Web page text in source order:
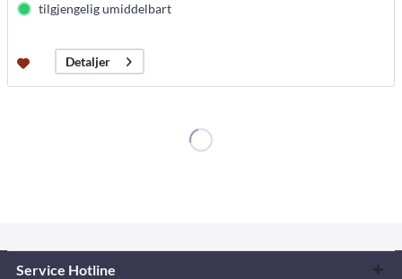
tilgjengelig umiddelbart
Detaljer
Service Hotline